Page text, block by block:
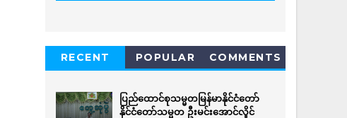
RECENT POPULAR COMMENTS
ပြည်ထောင်စုသမ္မတမြန်မာနိုင်ငံတော်
နိုင်ငံတော်သမ္မတ ဦးမင်းအောင်လှိုင်